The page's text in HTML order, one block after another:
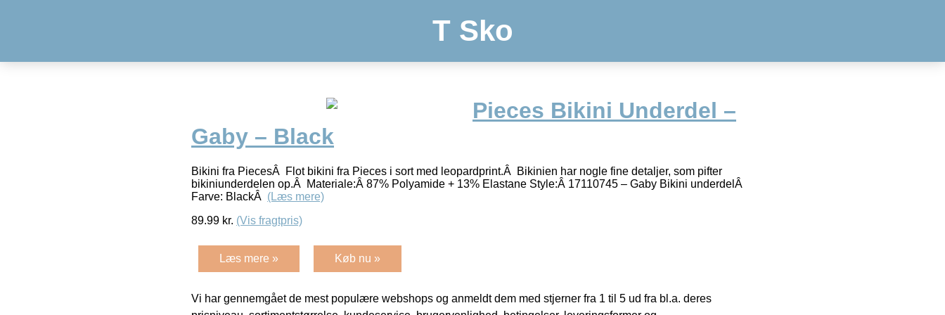
T Sko
Pieces Bikini Underdel –
Gaby – Black
Bikini fra PiecesÂ Flot bikini fra Pieces i sort med leopardprint.Â Bikinien har nogle fine detaljer, som pifter
bikiniunderdelen op.Â Materiale:Â 87% Polyamide + 13% Elastane Style:Â 17110745 – Gaby Bikini underdelÂ
Farve: BlackÂ (Læs mere)
89.99 kr. (Vis fragtpris)
Læs mere » Køb nu »
Vi har gennemgået de mest populære webshops og anmeldt dem med stjerner fra 1 til 5 ud fra bl.a. deres